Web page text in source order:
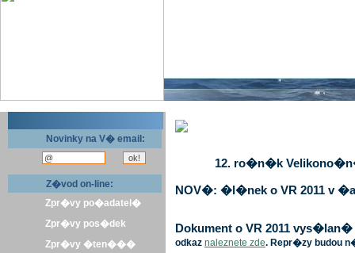
Novinky na V� email:
Z�vod on-line:
Zpr�vy po�adatel�
Zpr�vy pos�dek
Zpr�vy �ten���
12. ro�n�k
NOV�: �l�nek o VR 2011 v
Dokument o VR 2011
odkaz naleznete zde. Repr�zy budou